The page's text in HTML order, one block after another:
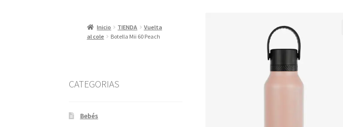
Inicio TIENDA
Vuelta
al cole
Botella Mii 60 Peach
CATEGORIAS
Bebés